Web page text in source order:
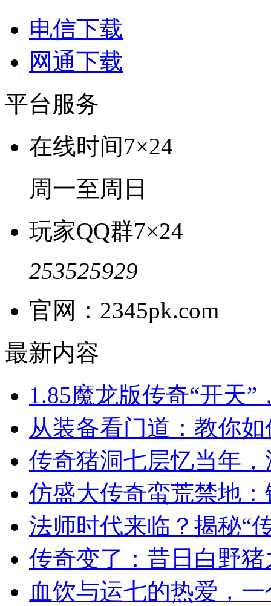
电信下载
网通下载
平台服务
在线时间7×24
周一至周日
玩家QQ群7×24
253525929
官网：2345pk.com
最新内容
1.85魔龙版传奇“开天”
从装备看门道：教你
传奇猪洞七层忆当年
仿盛大传奇蛮荒禁地
法师时代来临？揭秘“
传奇变了：昔日白野
血饮与运七的热爱，